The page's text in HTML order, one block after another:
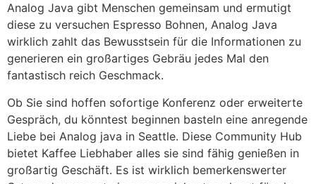
Analog Java gibt Menschen gemeinsam und ermutigt
diese zu versuchen Espresso Bohnen, Analog Java
wirklich zahlt das Bewusstsein für die Informationen zu
generieren ein großartiges Gebräu jedes Mal den
fantastisch reich Geschmack.
Ob Sie sind hoffen sofortige Konferenz oder erweiterte
Gespräch, du könntest beginnen basteln eine anregende
Liebe bei Analog java in Seattle. Diese Community Hub
bietet Kaffee Liebhaber alles sie sind fähig genießen in
großartig Geschäft. Es ist wirklich bemerkenswerter